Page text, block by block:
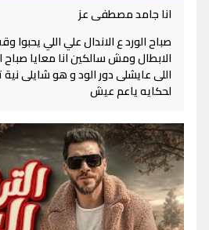
انا جامد مصطفى عز
صباح الورد ع الاندال علي اللي يحبوا
الابطال ومش سالكين انا معايا صباح
اللى عايشلى دور الود و هو شايلى
لحكايه ياعم عيش